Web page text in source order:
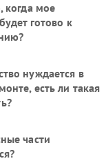
когда мое
готово к
нуждается в
есть ли такая
части